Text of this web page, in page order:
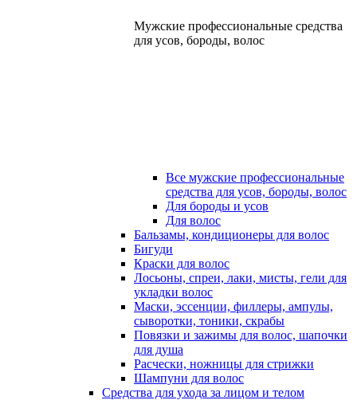
Мужские профессиональные средства
для усов, бороды, волос
Все мужские профессиональные
средства для усов, бороды, волос
Для бороды и усов
Для волос
Бальзамы, кондиционеры для волос
Бигуди
Краски для волос
Лосьоны, спреи, лаки, мисты, гели для
укладки волос
Маски, эссенции, филлеры, ампулы,
сыворотки, тоники, скрабы
Повязки и зажимы для волос, шапочки
для душа
Расчески, ножницы для стрижки
Шампуни для волос
Средства для ухода за лицом и телом